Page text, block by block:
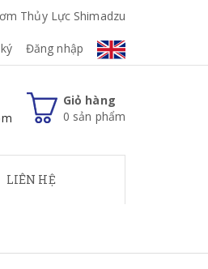
Thủy Lực Shimadzu
Đăng nhập
Giỏ hàng
0 sản phẩm
LIÊN HỆ